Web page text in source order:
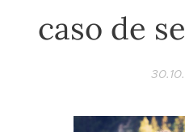
caso de